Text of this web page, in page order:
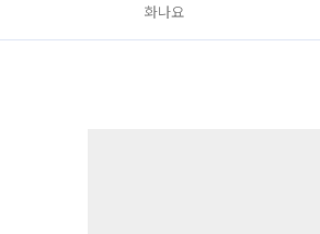
화나요